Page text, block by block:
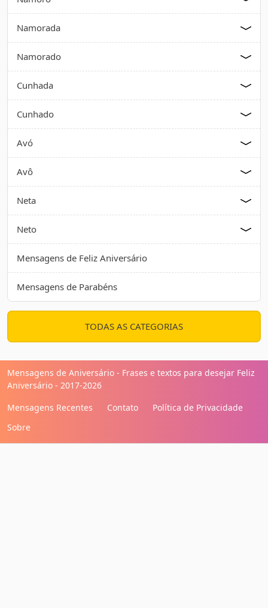
Namorada
Namorado
Cunhada
Cunhado
Avó
Avô
Neta
Neto
Mensagens de Feliz Aniversário
Mensagens de Parabéns
TODAS AS CATEGORIAS
Mensagens de Aniversário - Frases e textos para desejar Feliz
Aniversário - 2017-2026
Mensagens Recentes
Contato
Política de Privacidade
Sobre